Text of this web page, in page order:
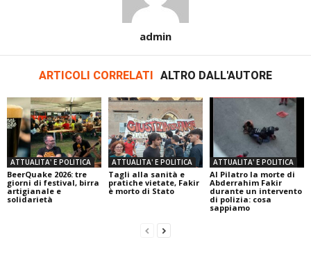
admin
ARTICOLI CORRELATI ALTRO DALL'AUTORE
ATTUALITA' E POLITICA
BeerQuake 2026: tre
giorni di festival, birra
artigianale e
solidarietà
ATTUALITA' E POLITICA
Tagli alla sanità e
pratiche vietate, Fakir
è morto di Stato
ATTUALITA' E POLITICA
Al Pilatro la morte di
Abderrahim Fakir
durante un intervento
di polizia: cosa
sappiamo